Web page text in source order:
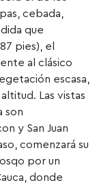
cebada,
que
pies), el
al clásico
escasa,
Las vistas
son
y San Juan
comenzará su
por un
donde